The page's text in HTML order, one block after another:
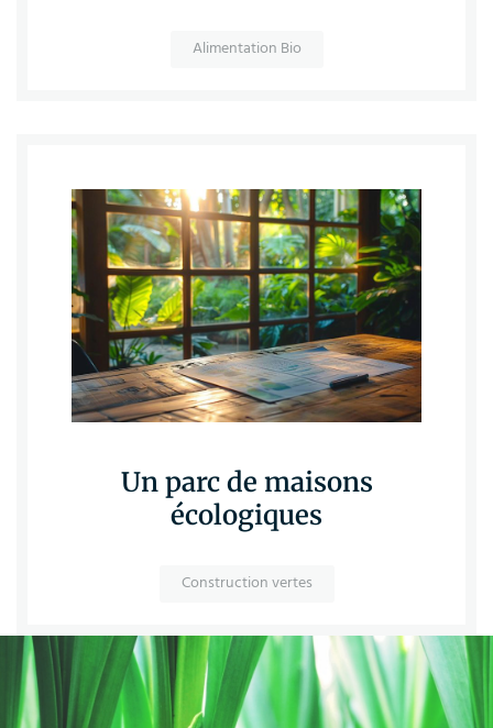
Alimentation Bio
Un parc de maisons
écologiques
Construction vertes